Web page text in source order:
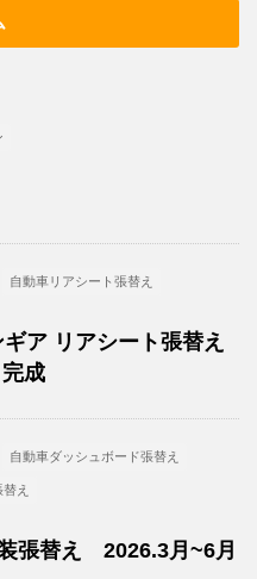
自動車リアシート張替え
ア リアシート張替え
成
自動車ダッシュボード張替え
え
張替え 2026.3月~6月